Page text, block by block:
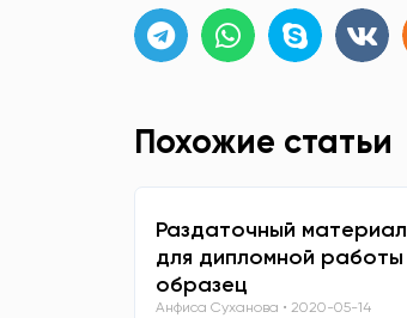
Похожие статьи
Раздаточный материал
для дипломной работы
образец
Анфиса Суханова 2020-05-14